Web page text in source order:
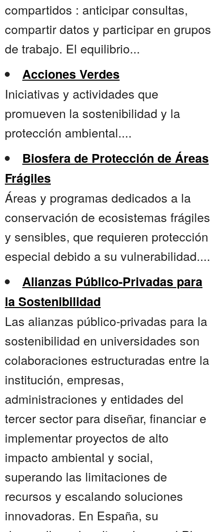
compartidos : anticipar consultas,
compartir datos y participar en grupos
de trabajo. El equilibrio...
Acciones Verdes
Iniciativas y actividades que
promueven la sostenibilidad y la
protección ambiental....
Biosfera de Protección de Áreas
Frágiles
Áreas y programas dedicados a la
conservación de ecosistemas frágiles
y sensibles, que requieren protección
especial debido a su vulnerabilidad....
Alianzas Público-Privadas para
la Sostenibilidad
Las alianzas público-privadas para la
sostenibilidad en universidades son
colaboraciones estructuradas entre la
institución, empresas,
administraciones y entidades del
tercer sector para diseñar, financiar e
implementar proyectos de alto
impacto ambiental y social,
superando las limitaciones de
recursos y escalando soluciones
innovadoras. En España, su